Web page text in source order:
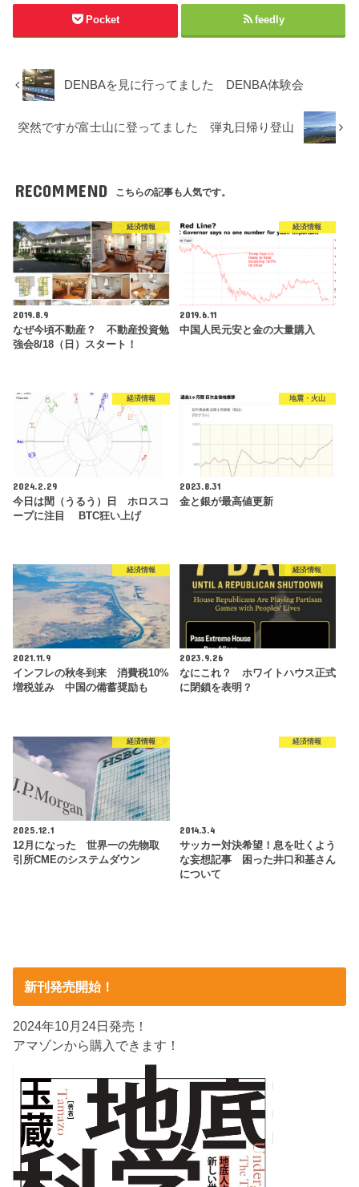
Pocket feedly
DENBAを見に行ってました DENBA体験会
突然ですが富士山に登ってました 弾丸日帰り登山
RECOMMEND こちらの記事も人気です。
経済情報
2019.8.9
なぜ今頃不動産？ 不動産投資勉
強会8/18（日）スタート！
経済情報
2019.6.11
中国人民元安と金の大量購入
経済情報
2024.2.29
今日は閏（うるう）日 ホロスコ
ープに注目 BTC狂い上げ
地震・火山
2023.8.31
金と銀が最高値更新
経済情報
2021.11.9
インフレの秋冬到来 消費税10%
増税並み 中国の備蓄奨励も
経済情報
2023.9.26
なにこれ？ ホワイトハウス正式
に閉鎖を表明？
経済情報
2025.12.1
12月になった 世界一の先物取
引所CMEのシステムダウン
経済情報
2014.3.4
サッカー対決希望！息を吐くよう
な妄想記事 困った井口和基さん
について
新刊発売開始！
2024年10月24日発売！
アマゾンから購入できます！